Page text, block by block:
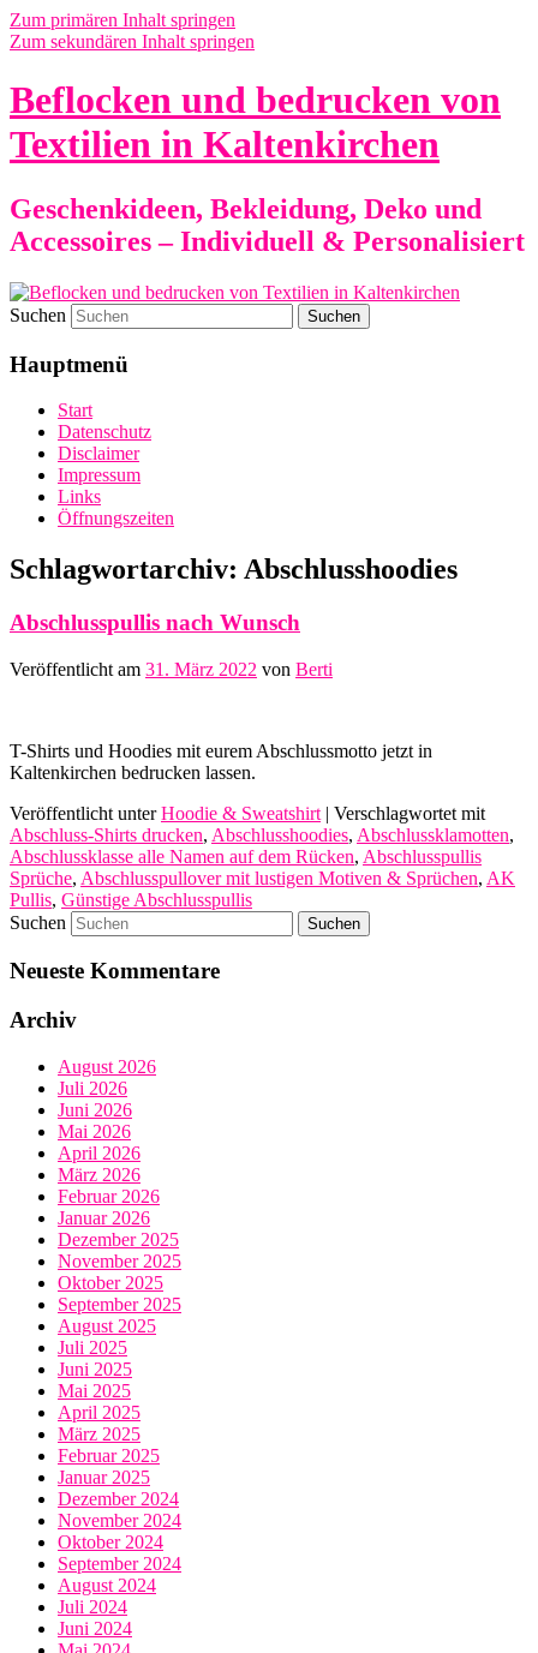
Zum primären Inhalt springen
Zum sekundären Inhalt springen
Beflocken und bedrucken von
Textilien in Kaltenkirchen
Geschenkideen, Bekleidung, Deko und
Accessoires – Individuell & Personalisiert
Suchen
Hauptmenü
Start
Datenschutz
Disclaimer
Impressum
Links
Öffnungszeiten
Schlagwortarchiv: Abschlusshoodies
Abschlusspullis nach Wunsch
Veröffentlicht am 31. März 2022 von Berti
T-Shirts und Hoodies mit eurem Abschlussmotto jetzt in
Kaltenkirchen bedrucken lassen.
Veröffentlicht unter Hoodie & Sweatshirt | Verschlagwortet mit
‎Abschluss-Shirts drucken, Abschlusshoodies, Abschlussklamotten,
Abschlussklasse alle Namen auf dem Rücken, Abschlusspullis
Sprüche, Abschlusspullover mit lustigen Motiven & Sprüchen, AK
Pullis, Günstige Abschlusspullis
Suchen
Neueste Kommentare
Archiv
August 2026
Juli 2026
Juni 2026
Mai 2026
April 2026
März 2026
Februar 2026
Januar 2026
Dezember 2025
November 2025
Oktober 2025
September 2025
August 2025
Juli 2025
Juni 2025
Mai 2025
April 2025
März 2025
Februar 2025
Januar 2025
Dezember 2024
November 2024
Oktober 2024
September 2024
August 2024
Juli 2024
Juni 2024